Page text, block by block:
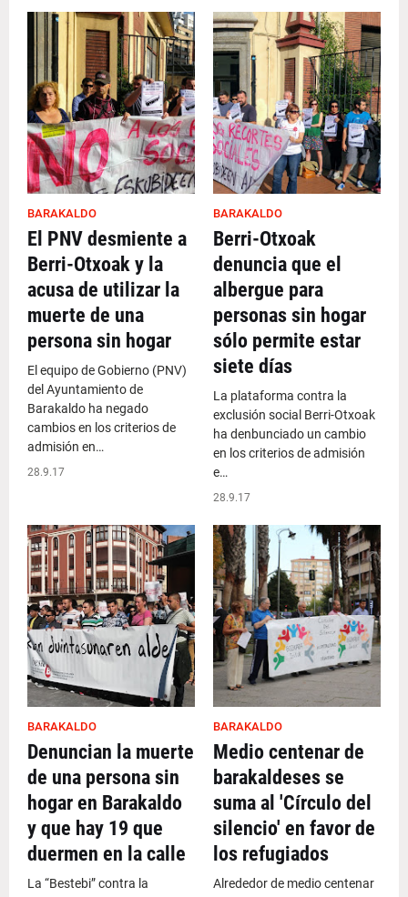
BARAKALDO
El PNV desmiente a
Berri-Otxoak y la
acusa de utilizar la
muerte de una
persona sin hogar
El equipo de Gobierno (PNV)
del Ayuntamiento de
Barakaldo ha negado
cambios en los criterios de
admisión en…
28.9.17
BARAKALDO
Berri-Otxoak
denuncia que el
albergue para
personas sin hogar
sólo permite estar
siete días
La plataforma contra la
exclusión social Berri-Otxoak
ha denbunciado un cambio
en los criterios de admisión
e…
28.9.17
BARAKALDO
Denuncian la muerte
de una persona sin
hogar en Barakaldo
y que hay 19 que
duermen en la calle
La “Bestebi” contra la
BARAKALDO
Medio centenar de
barakaldeses se
suma al 'Círculo del
silencio' en favor de
los refugiados
Alrededor de medio centenar